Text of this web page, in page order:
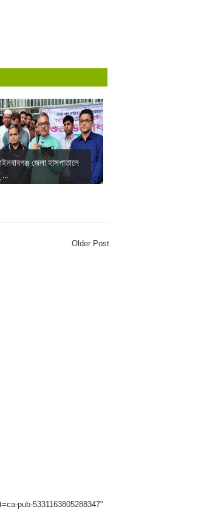
জেলা হাসপাতালে
...
Older Post
pub-5331163805288347"